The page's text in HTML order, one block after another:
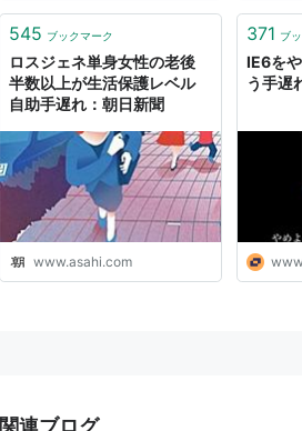
ました。ご意見に対する回答を末
望...
545 ブックマーク
ロスジェネ単身女性の老後
半数以上が生活保護レベル
自助手遅れ：朝日新聞
www.asahi.com
371 ブ
IE6を
う手遅
関連ブログ